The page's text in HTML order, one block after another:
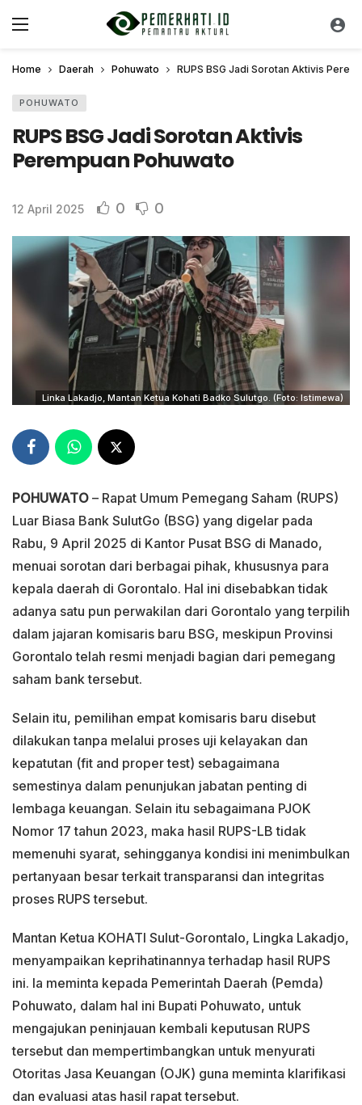
Home Daerah Pohuwato RUPS BSG Jadi Sorotan Aktivis
POHUWATO
RUPS BSG Jadi Sorotan Aktivis
Perempuan Pohuwato
12 April 2025 0 0
Linka Lakadjo, Mantan Ketua Kohati Badko Sulutgo. (Foto: Istimewa)
POHUWATO – Rapat Umum Pemegang Saham (RUPS)
Luar Biasa Bank SulutGo (BSG) yang digelar pada
Rabu, 9 April 2025 di Kantor Pusat BSG di Manado,
menuai sorotan dari berbagai pihak, khususnya para
kepala daerah di Gorontalo. Hal ini disebabkan tidak
adanya satu pun perwakilan dari Gorontalo yang terpilih
dalam jajaran komisaris baru BSG, meskipun Provinsi
Gorontalo telah resmi menjadi bagian dari pemegang
saham bank tersebut.
Selain itu, pemilihan empat komisaris baru disebut
dilakukan tanpa melalui proses uji kelayakan dan
kepatutan (fit and proper test) sebagaimana
semestinya dalam penunjukan jabatan penting di
lembaga keuangan. Selain itu sebagaimana PJOK
Nomor 17 tahun 2023, maka hasil RUPS-LB tidak
memenuhi syarat, sehingganya kondisi ini menimbulkan
pertanyaan besar terkait transparansi dan integritas
proses RUPS tersebut.
Mantan Ketua KOHATI Sulut-Gorontalo, Lingka Lakadjo,
menyampaikan keprihatinannya terhadap hasil RUPS
ini. Ia meminta kepada Pemerintah Daerah (Pemda)
Pohuwato, dalam hal ini Bupati Pohuwato, untuk
mengajukan peninjauan kembali keputusan RUPS
tersebut dan mempertimbangkan untuk menyurati
Otoritas Jasa Keuangan (OJK) guna meminta klarifikasi
dan evaluasi atas hasil rapat tersebut.